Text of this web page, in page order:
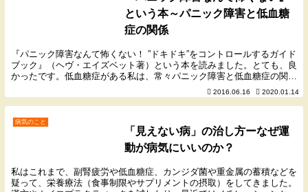
という本～パニック障害と低血糖
症の関係
『パニック障害なんて怖くない！ ”ドキドキ”をコントロールするガイド
ブック』（ヘヴ・エイズベット著）という本を読みました。とても、良
かったです。低血糖症がある私は、常々パニック障害と低血糖症の関連
について考えていたのですが、今回はそのことを... 2016.06.16 2020.01.14
病気のこと
「見えない病」の治し方ーなぜ運
動が病気にいいのか？
私はこれまで、副腎疲労や低血糖症、カンジダ菌や重金属の蓄積などを
疑って、栄養療法（食事制限やサプリメントの摂取）をしてきました。